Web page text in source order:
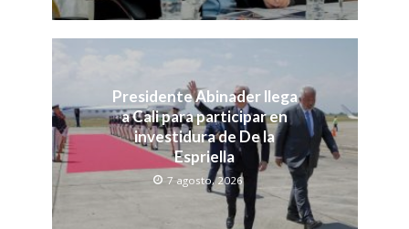
Presidente Abinader llega
a Cali para participar en
investidura de De la
Espriella
7 agosto, 2026